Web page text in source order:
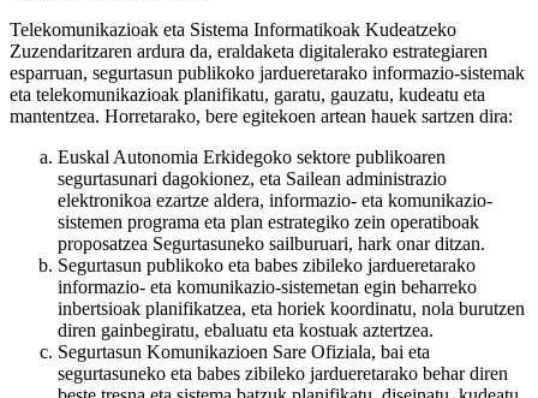
Telekomunikazioak eta Sistema Informatikoak Kudeatzeko
Zuzendaritzaren ardura da, eraldaketa digitalerako estrategiaren
esparruan, segurtasun publikoko jardueretarako informazio-sistemak
eta telekomunikazioak planifikatu, garatu, gauzatu, kudeatu eta
mantentzea. Horretarako, bere egitekoen artean hauek sartzen dira:
Euskal Autonomia Erkidegoko sektore publikoaren
segurtasunari dagokionez, eta Sailean administrazio
elektronikoa ezartze aldera, informazio- eta komunikazio-
sistemen programa eta plan estrategiko zein operatiboak
proposatzea Segurtasuneko sailburuari, hark onar ditzan.
Segurtasun publikoko eta babes zibileko jardueretarako
informazio- eta komunikazio-sistemetan egin beharreko
inbertsioak planifikatzea, eta horiek koordinatu, nola burutzen
diren gainbegiratu, ebaluatu eta kostuak aztertzea.
Segurtasun Komunikazioen Sare Ofiziala, bai eta
segurtasuneko eta babes zibileko jardueretarako behar diren